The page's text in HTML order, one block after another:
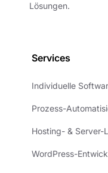
Lösungen.
Services
Individuelle
Prozess-
Hosting- & Server-
WordPress-